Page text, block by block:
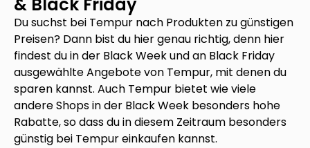
& Black Friday
Du suchst bei Tempur nach Produkten zu günstigen
Preisen? Dann bist du hier genau richtig, denn hier
findest du in der Black Week und an Black Friday
ausgewählte Angebote von Tempur, mit denen du
sparen kannst. Auch Tempur bietet wie viele
andere Shops in der Black Week besonders hohe
Rabatte, so dass du in diesem Zeitraum besonders
günstig bei Tempureinkaufen kannst.